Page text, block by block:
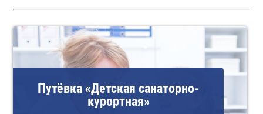
Путёвка «Детская санаторно-
курортная»